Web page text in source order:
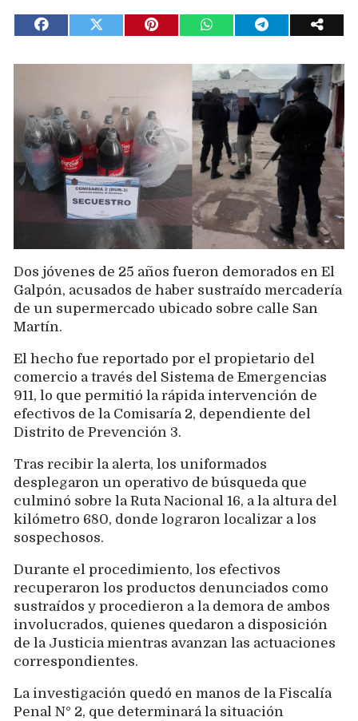
Dos jóvenes de 25 años fueron demorados en El
Galpón, acusados de haber sustraído mercadería
de un supermercado ubicado sobre calle San
Martín.
El hecho fue reportado por el propietario del
comercio a través del Sistema de Emergencias
911, lo que permitió la rápida intervención de
efectivos de la Comisaría 2, dependiente del
Distrito de Prevención 3.
Tras recibir la alerta, los uniformados
desplegaron un operativo de búsqueda que
culminó sobre la Ruta Nacional 16, a la altura del
kilómetro 680, donde lograron localizar a los
sospechosos.
Durante el procedimiento, los efectivos
recuperaron los productos denunciados como
sustraídos y procedieron a la demora de ambos
involucrados, quienes quedaron a disposición
de la Justicia mientras avanzan las actuaciones
correspondientes.
La investigación quedó en manos de la Fiscalía
Penal N° 2, que determinará la situación